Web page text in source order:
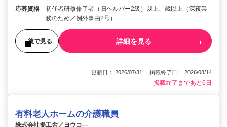
応募資格
初任者研修修了者（旧ヘルパー2級）以上、歳以上（深夜業
務のため／例外事由2号）
後で見る 詳細を見る
更新日： 2026/07/31 掲載終了日： 2026/08/14
掲載終了まであと6日
有料老人ホームの介護職員
株式会社揚工舎／ヨウコ―